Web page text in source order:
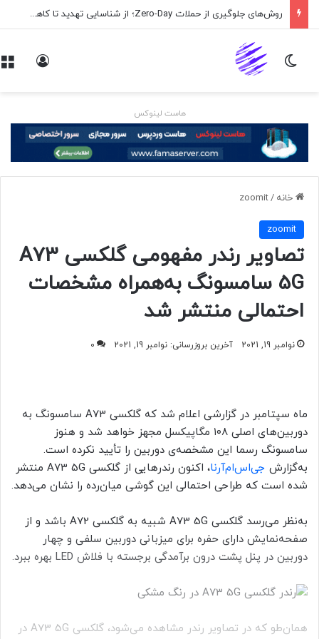
روش‌های جلوگیری از حملات Zero-Day؛ از شناسایی تهدید تا کاهش ریسک
تغییر پوسته
هاست لینوکس
خانه /
zoomit
zoomit
تصاویر رندر مفهومی گلکسی A73‌
5G سامسونگ به‌همراه مشخصات
احتمالی منتشر شد
نوامبر 19, 2021 آخرین بروزرسانی: نوامبر 19, 2021 0
ماه سپتامبر در گزارشی اعلام شد که گلکسی A73‌ سامسونگ به
دوربین‌های اصلی ۱۰۸ مگاپیکسل مجهز خواهد شد و هنوز
سامسونگ رسما این مشخصه‌ی دوربین را تأیید نکرده است.
به‌گزارش جی‌اس‌ام‌آرنا
، اکنون رندر‌هایی از گلکسی A73 5G منتشر
شده است که طراحی احتمالی این گوشی میان‌رده را نشان می‌دهد.
به‌نظر می‌رسد گلکسی A73 5G شبیه به گلکسی A72 باشد و از
صفحه‌نمایش دارای حفره برای میزبانی دوربین سلفی و چهار
دوربین در پنل پشت درون برآمدگی برجسته با فلاش LED بهره ببرد.
همان‌طو که در تصاویر رندر مشاهده می‌شود، گلکسی A73 5G در